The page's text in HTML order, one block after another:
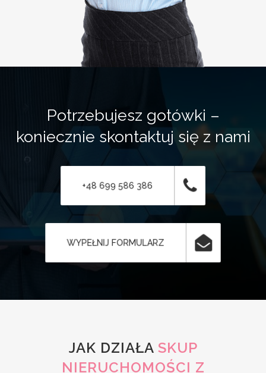
Potrzebujesz gotówki –
koniecznie skontaktuj się z nami
+48 699 586 386
WYPEŁNIJ FORMULARZ
JAK DZIAŁA SKUP
NIERUCHOMOŚCI Z